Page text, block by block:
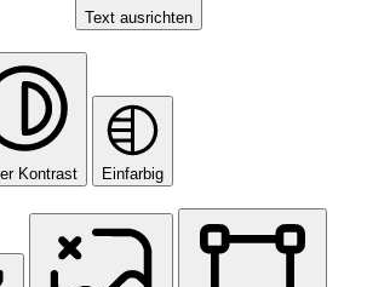
Text ausrichten
Kontrast Einfarbig